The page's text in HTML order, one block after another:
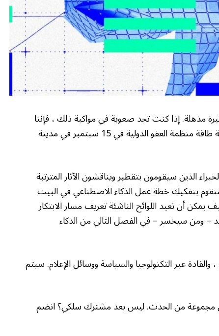
مذهلة. إذا كنت تجد صعوبة في مواكبة ذلك ، فإننا
نحصل عليه. لهذا السبب تستضيف Wired أول قمة طاقة منظمة العفو الدولية في 15 سبتمبر في مدينة
الذين سيقومون بتقطير ويناقشون الآثار المترتبة
سنقوم بتفكيك خطة عمل الذكاء الاصطناعي في البيت
أن تعيد اللوائح الناشئة تعريف مسار الابتكار
ومن سيخسر – في الفصل التالي من الذكاء
عبر التكنولوجيا والسياسة ووسائل الإعلام. سيتم
مجموعة من الحدث. ليس بعد مشترك سلكي؟ انضم